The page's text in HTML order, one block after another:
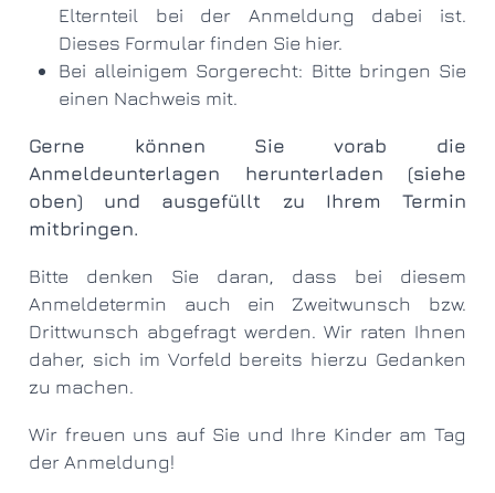
Elternteil bei der Anmeldung dabei ist.
Dieses Formular finden Sie hier.
Bei alleinigem Sorgerecht: Bitte bringen Sie
einen Nachweis mit.
Gerne können Sie vorab die
Anmeldeunterlagen herunterladen (siehe
oben) und ausgefüllt zu Ihrem Termin
mitbringen.
Bitte denken Sie daran, dass bei diesem
Anmeldetermin auch ein Zweitwunsch bzw.
Drittwunsch abgefragt werden. Wir raten Ihnen
daher, sich im Vorfeld bereits hierzu Gedanken
zu machen.
Wir freuen uns auf Sie und Ihre Kinder am Tag
der Anmeldung!